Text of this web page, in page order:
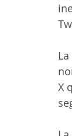
X